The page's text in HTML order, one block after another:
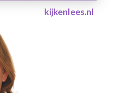
kijkenlees.nl